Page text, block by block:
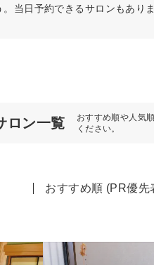
当日予約できるサロンもありま
ロン一覧
おすすめ順や人気
ください。
おすすめ順 (PR優先